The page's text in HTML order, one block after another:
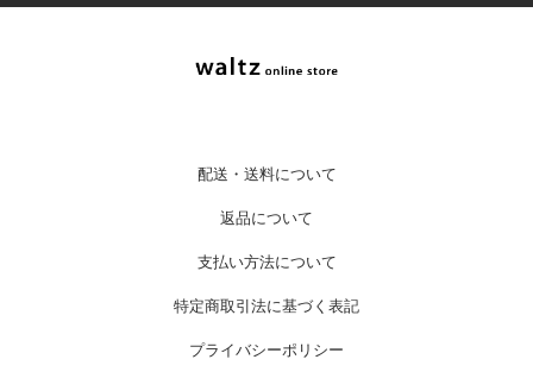
配送・送料について
返品について
支払い方法について
特定商取引法に基づく表記
プライバシーポリシー